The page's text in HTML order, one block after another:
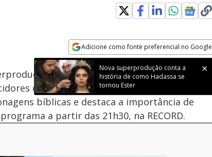
Adicione como fonte preferencial no Google
Opens in new window
Velocidade
A Rainha da Pérsia na RECORD. E
das gravações realizadas no Marrocos. A
bíblicas e destaca a importância de
a partir das 21h30, na RECORD.